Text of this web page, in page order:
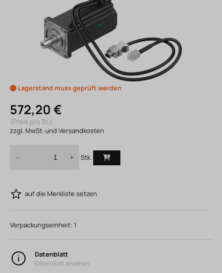
Lagerstand muss geprüft werden
572,20 €
(Preis pro St.)
zzgl. MwSt. und Versandkosten
- + Stk.
auf die Merkliste setzen
Verpackungseinheit: 1
Datenblatt
Datenblatt ansehen